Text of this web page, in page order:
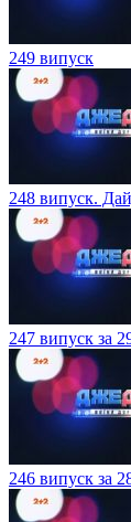
249 випуск
248 випуск.
247 випуск за
246 випуск за